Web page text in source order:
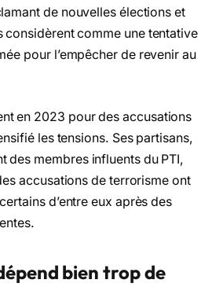
de nouvelles élections et
considèrent comme une tentative
pour l’empêcher de revenir au
en 2023 pour des accusations
les tensions. Ses partisans,
des membres influents du PTI,
accusations de terrorisme ont
d’entre eux après des
bien trop de